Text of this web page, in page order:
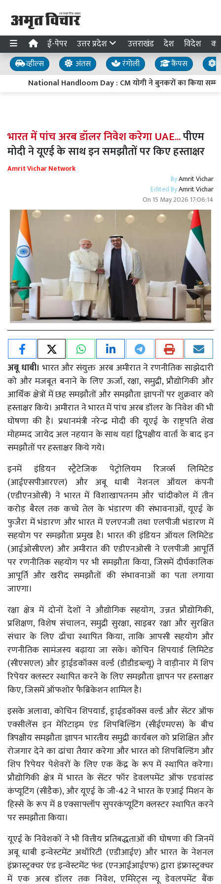
ई-पेपर उत्तर प्रदेश उत्तराखंड देश विदेश
व्हील्स अंतस रंगोली कैंपस
National Handloom Day : CM योगी ने बुनकरों का किया
भारत में पांच अरब डॉलर निवेश करेगा UAE...पीएम
मोदी ने यूएई के साथ इन समझौतों पर किए हस्ताक्षर
Amrit Vichar Network
ByAmrit Vichar
Edited ByAmrit Vichar
On 15 May 2026 17:06:14
अबू धाबी।भारत और संयुक्त अरब अमीरात ने रणनीतिक साझेदारी
को और मजबूत बनाने के लिए ऊर्जा, रक्षा, समुद्री, प्रौद्योगिकी और
आर्थिक क्षेत्रों में छह समझौतों और समझौता ज्ञापनों पर शुक्रवार को
हस्ताक्षर किये। अमीरात ने भारत में पांच अरब डॉलर के निवेश की भी
घोषणा की है। प्रधानमंत्री नरेन्द्र मोदी की यूएई के राष्ट्रपति शेख
मोहम्मद जायेद अल नहयान के साथ यहां द्विपक्षीय वार्ता के बाद इन
समझौतों पर हस्ताक्षर किये गये।
इनमें इंडियन स्ट्रैटेजिक पेट्रोलियम रिजर्व्स लिमिटेड
(आईएसपीआरएल) और अबू धाबी नेशनल ऑयल कंपनी
(एडीएनओसी) ने भारत में विशाखापतनम और चांदीकोल में तीन
करोड़ बैरल तक कच्चे तेल के भंडारण की संभावनाओं, यूएई के
फुजैरा में भंडारण और भारत में एलएनजी तथा एलपीजी भंडारण में
सहयोग पर समझौता प्रमुख है। भारत की इंडियन ऑयल लिमिटेड
(आईओसीएल) और अमीरात की एडीएनओसी ने एलपीजी आपूर्ति
पर रणनीतिक सहयोग पर भी समझौता किया, जिसमें दीर्घकालिक
आपूर्ति और खरीद समझौतों की संभावनाओं का पता लगाया
जाएगा।
रक्षा क्षेत्र में दोनों देशों ने औद्योगिक सहयोग, उन्नत प्रौद्योगिकी,
प्रशिक्षण, विशेष संचालन, समुद्री सुरक्षा, साइबर रक्षा और सुरक्षित
संचार के लिए ढाँचा स्थापित किया, ताकि आपसी सहयोग और
रणनीतिक सामंजस्य बढ़ाया जा सके। कोचिन शिपयार्ड लिमिटेड
(सीएसएल) और ड्राईडकॉक्स वर्ल्ड (डीडीडब्ल्यू) ने वाड़ीनार में शिप
रिपेयर क्लस्टर स्थापित करने के लिए समझौता ज्ञापन पर हस्ताक्षर
किए, जिसमें ऑफशोर फैब्रिकेशन शामिल है।
इसके अलावा, कोचिन शिपयार्ड, ड्राईडकॉक्स वर्ल्ड और सेंटर ऑफ
एक्सीलेंस इन मेरिटाइम एंड शिपबिल्डिंग (सीईएमएस) के बीच
त्रिपक्षीय समझौता ज्ञापन भारतीय समुद्री कार्यबल को प्रशिक्षित और
रोजगार देने का ढांचा तैयार करेगा और भारत को शिपबिल्डिंग और
शिप रिपेयर पेशेवरों के लिए एक केंद्र के रूप में स्थापित करेगा।
प्रौद्योगिकी क्षेत्र में भारत के सेंटर फॉर डेवलपमेंट ऑफ एडवांस्ड
कंप्यूटिंग (सीडैक), और यूएई के जी-42 ने भारत के एआई मिशन के
हिस्से के रूप में 8 एक्साफ्लॉप सुपरकंप्यूटिंग क्लस्टर स्थापित करने
पर समझौता किया।
यूएई के निवेशकों ने भी वित्तीय प्रतिबद्धताओं की घोषणा की जिनमें
अबू धाबी इन्वेस्टमेंट अथॉरिटी (एडीआईए) और भारत के नेशनल
इंफ्रास्ट्रक्चर एंड इन्वेस्टमेंट फंड (एनआईआईएफ) द्वारा इंफ्रास्ट्रक्चर
में एक अरब डॉलर तक निवेश, एमिरेट्स न्यू डेवलपमेंट बैंक